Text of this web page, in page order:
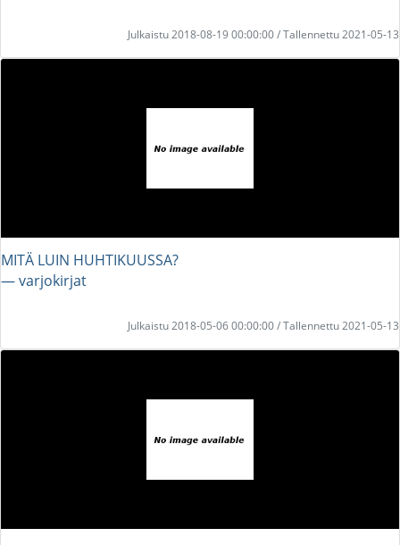
Julkaistu 2018-08-19 00:00:00 / Tallennettu 2021-05-13
MITÄ LUIN HUHTIKUUSSA?
― varjokirjat
Julkaistu 2018-05-06 00:00:00 / Tallennettu 2021-05-13